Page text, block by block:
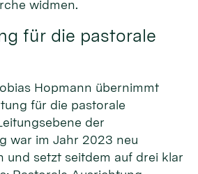
widmen.
für die pastorale
Hopmann übernimmt
für die pastorale
der
war im Jahr 2023 neu
und setzt seitdem auf drei klar